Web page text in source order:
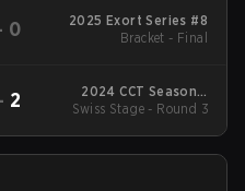
0
2025 Exort Series #8
Bracket - Final
2
2024 CCT Season 2
European Series #7
Swiss Stage - Round 3